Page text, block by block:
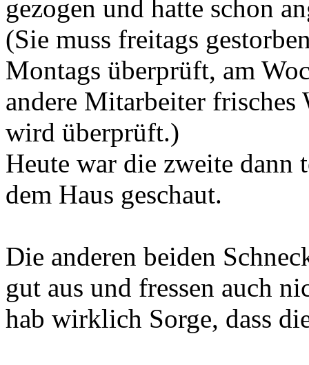
gezogen und hatte schon
(Sie muss freitags
Montags überprüft, am
andere Mitarbeiter
wird überprüft.)
Heute war die zweite dann
dem Haus geschaut.
Die anderen beiden
gut aus und fressen auch
hab wirklich Sorge, dass